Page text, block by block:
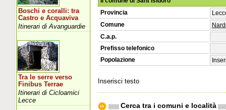
Provincia
Comune
C.a.p.
Prefisso telefonico
Popolazione
Inserisci testo
Cerca tra i comuni e località
Boschi e coralli: tra
Castro e Acquaviva
Itinerari di Avanguardie
Tra le serre verso
Finibus Terrae
Itinerari di Cicloamici
Lecce